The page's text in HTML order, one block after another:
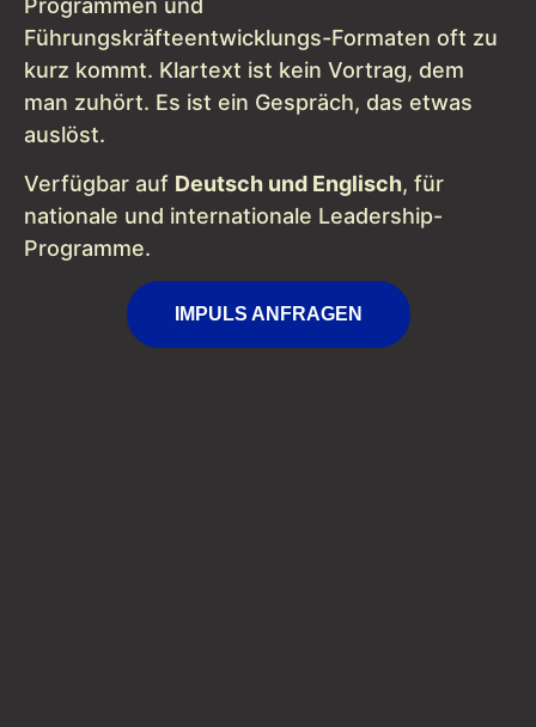
Führungskräfteentwicklungs-Formaten oft zu
kurz kommt. Klartext ist kein Vortrag, dem
man zuhört. Es ist ein Gespräch, das etwas
auslöst.
Verfügbar auf Deutsch und Englisch, für
nationale und internationale Leadership-
Programme.
IMPULS ANFRAGEN